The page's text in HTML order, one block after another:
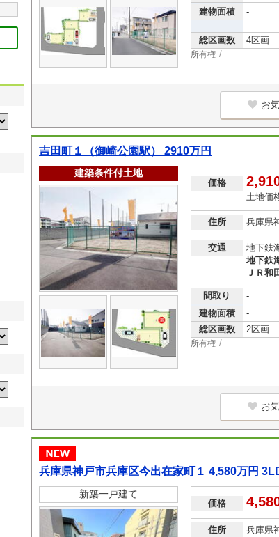
建物面積
-
総区画数
4区画
所有権
お
吉田町１（御崎公園駅） 2910万円
建築条件付土地
価格
土地価
住所 兵庫県
交通
地下鉄
地下鉄
ＪＲ和
間取り
-
建物面積
-
総区画数
2区画
所有権
お
兵庫県神戸市兵庫区今出在家町１ 4,580万円
新築一戸建て
価格
住所 兵庫県